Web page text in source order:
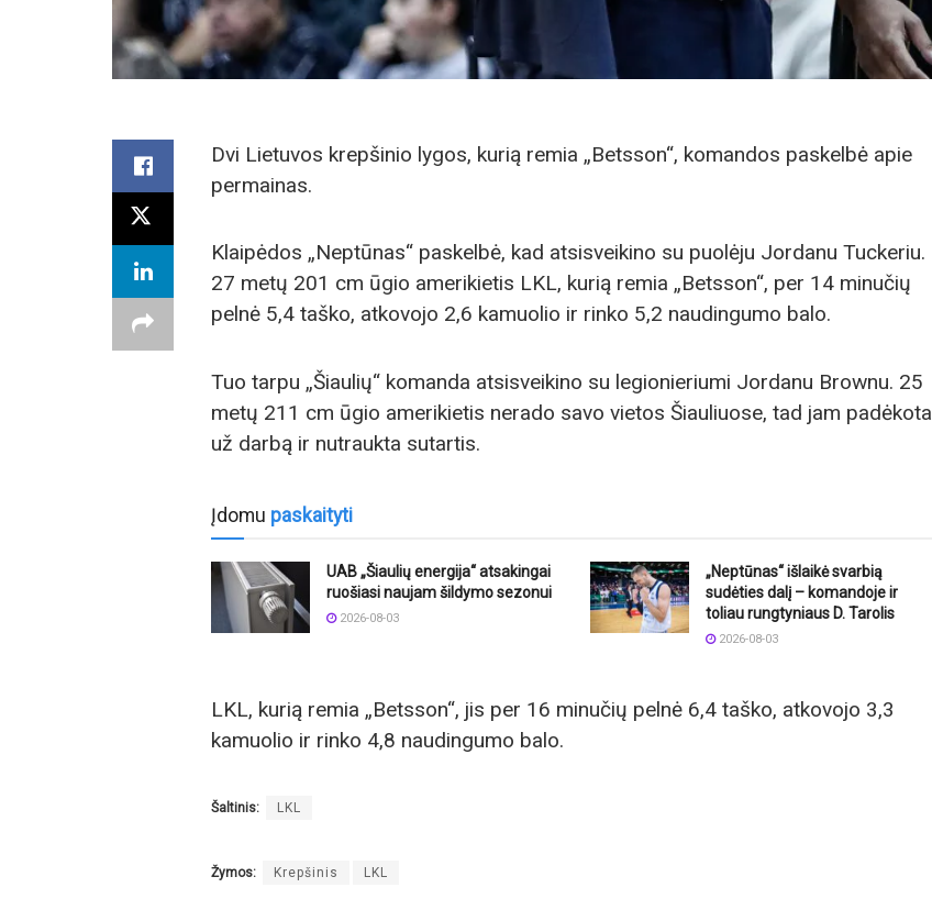
Dvi Lietuvos krepšinio lygos, kurią remia „Betsson“, komandos paskelbė apie
permainas.
Klaipėdos „Neptūnas“ paskelbė, kad atsisveikino su puolėju Jordanu Tuckeriu.
27 metų 201 cm ūgio amerikietis LKL, kurią remia „Betsson“, per 14 minučių
pelnė 5,4 taško, atkovojo 2,6 kamuolio ir rinko 5,2 naudingumo balo.
Tuo tarpu „Šiaulių“ komanda atsisveikino su legionieriumi Jordanu Brownu. 25
metų 211 cm ūgio amerikietis nerado savo vietos Šiauliuose, tad jam padėkota
už darbą ir nutraukta sutartis.
Įdomu paskaityti
UAB „Šiaulių energija“ atsakingai
ruošiasi naujam šildymo sezonui
2026-08-03
„Neptūnas“ išlaikė svarbią
sudėties dalį – komandoje ir
toliau rungtyniaus D. Tarolis
2026-08-03
LKL, kurią remia „Betsson“, jis per 16 minučių pelnė 6,4 taško, atkovojo 3,3
kamuolio ir rinko 4,8 naudingumo balo.
Šaltinis: LKL
Žymos: Krepšinis LKL